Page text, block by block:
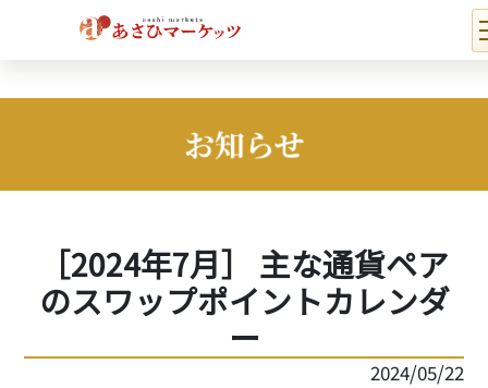
［2024年7月］ 主な通貨ペア
のスワップポイントカレンダ
ー
2024/05/22